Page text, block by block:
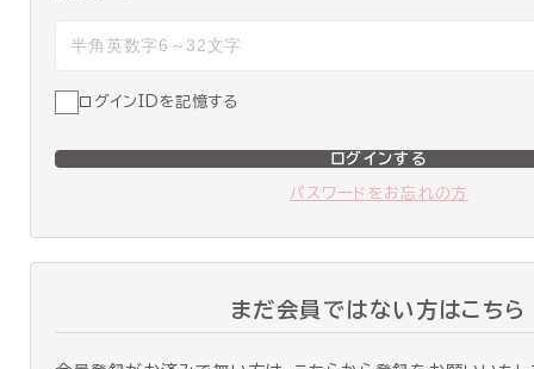
ログインIDを記憶する
ログインする
パスワードをお忘れの方
まだ会員ではない方はこちら